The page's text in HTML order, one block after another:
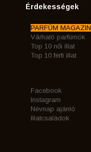
Érdekességek
PARFÜM MAGAZIN
Várható parfümök
Top 10 női illat
Top 10 férfi illat
Facebook
Instagram
Névnap ajánló
Illatcsaládok